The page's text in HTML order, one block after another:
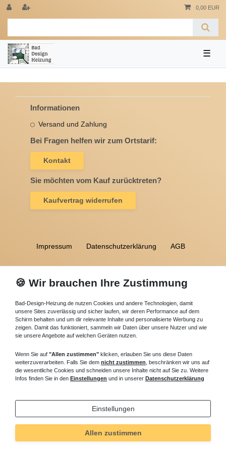
0,00 EUR
☰
Informationen
Versand und Zahlung
Bei Fragen helfen wir zum Ortstarif:
Kontakt
Sie möchten vom Kauf zurücktreten?
Kaufvertrag widerrufen
Impressum Daten­schutz­erklärung AGB
Widerrufs­recht
Kontakt
🍪 Wir brauchen Ihre Zustimmung
Bad-Design-Heizung.de nutzen Cookies und andere Technologien, damit
unsere Sites zuverlässig und sicher laufen, wir deren Performance auf dem
Schirm behalten und um dir relevante Inhalte und personalisierte Werbung zu
zeigen. Damit das funktioniert, sammeln wir Daten über unsere Nutzer und wie
sie unsere Angebote auf welchen Geräten nutzen.
Wenn Sie auf "Allen zustimmen" klicken, erlauben Sie uns diese Daten
weiterzuverarbeiten. Falls Sie dem nicht zustimmen , beschränken wir uns auf
die wesentliche Cookies und schneiden unsere Inhalte nicht auf Sie zu. Weitere
Infos finden Sie in den Einstellungen und in unserer Datenschutzerklärung
Einstellungen
Allen zustimmen